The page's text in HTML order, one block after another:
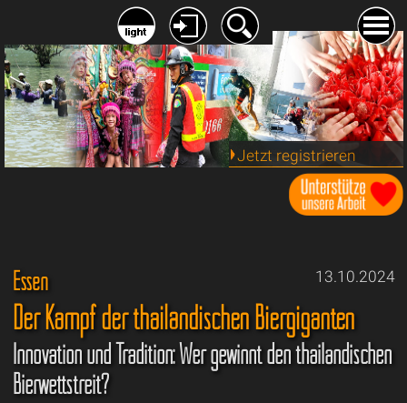
Jetzt registrieren
13.10.2024
Essen
Der Kampf der thailändischen Biergiganten
Innovation und Tradition: Wer gewinnt den thailändischen
Bierwettstreit?